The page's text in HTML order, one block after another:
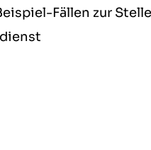
Fällen zur